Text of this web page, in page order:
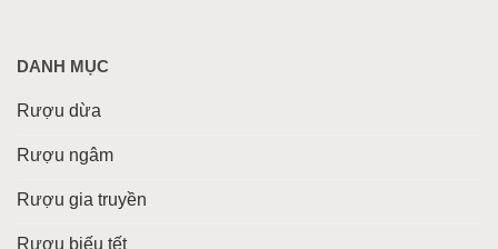
DANH MỤC
Rượu dừa
Rượu ngâm
Rượu gia truyền
Rượu biếu tết